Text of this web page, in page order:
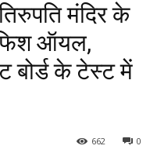
मंदिर के
ऑयल,
के टेस्ट में
0
662